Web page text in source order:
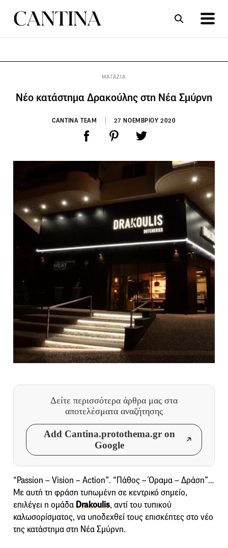
ΜΑΓΑΖΙΑ
Νέο κατάστημα Δρακούλης στη Νέα Σμύρνη
CANTINA TEAM 27 ΝΟΕΜΒΡΙΟΥ 2020
Δείτε περισσότερα άρθρα μας στα
αποτελέσματα αναζήτησης
Add Cantina.protothema.gr on
Google
“Passion – Vision – Action”. “Πάθος – Όραμα – Δράση”…
Με αυτή τη φράση τυπωμένη σε κεντρικό σημείο,
επιλέγει η ομάδα Drakoulis, αντί του τυπικού
καλωσορίσματος, να υποδεχθεί τους επισκέπτες στο νέο
της κατάστημα στη Νέα Σμύρνη.